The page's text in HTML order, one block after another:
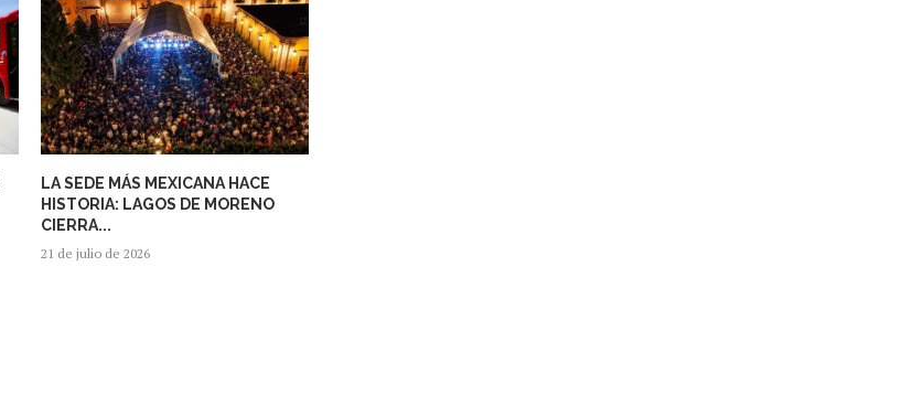
LA SEDE MÁS MEXICANA HACE
HISTORIA: LAGOS DE MORENO
CIERRA...
21 de julio de 2026